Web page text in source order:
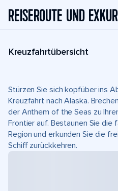
REISEROUTE UND
Kreuzfahrtübersicht
Stürzen Sie sich kopfüber ins
Kreuzfahrt nach Alaska.
der Anthem of the Seas zu
Frontier auf. Bestaunen Sie die
Region und erkunden Sie die
Schiff zurückkehren.